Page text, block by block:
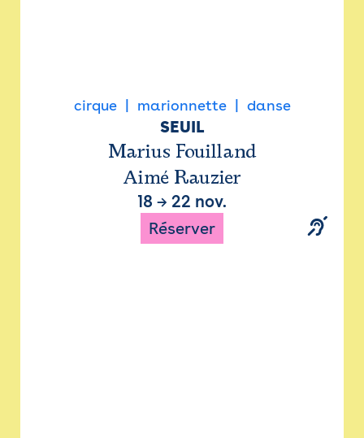
cirque marionnette danse
SEUIL
Marius Fouilland
Aimé Rauzier
18 → 22 nov.
Réserver